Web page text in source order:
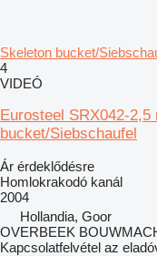
Skeleton bucket/
4
VIDEÓ
Eurosteel SRX042-
bucket/Siebschaufel
Ár érdeklődésre
Homlokrakodó kanál
2004
Hollandia, Goor
OVERBEEK
Kapcsolatfelvétel az